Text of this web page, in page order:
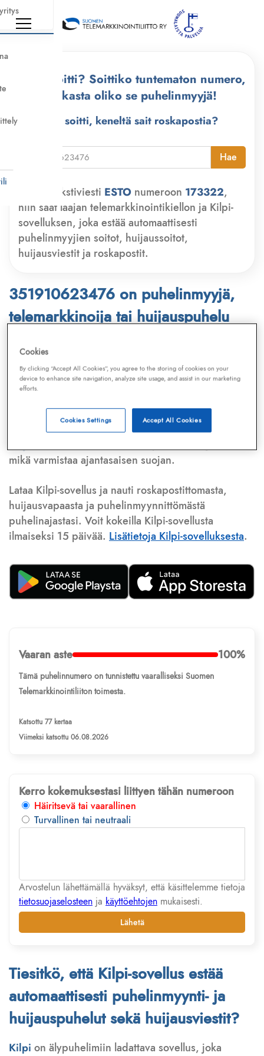
Kuka soitti? Soittiko tuntematon numero,
tarkasta oliko se puhelinmyyjä!
Kuka soitti, keneltä sait roskapostia?
Hae
Lähetä tekstiviesti ESTO numeroon 173322,
niin saat laajan telemarkkinointikiellon ja Kilpi-
sovelluksen, joka estää automaattisesti
puhelinmyyjien soitot, huijaussoitot,
huijausviestit ja roskapostit.
351910623476 on puhelinmyyjä,
telemarkkinoija tai huijauspuhelu
Puhelinnumero
Telemarkkinointiliiton jaKilpi-sovelluksen
tietokannasta, joka kattaa satoja tuhansia
Lisäksi tunnistamme automaattisesti, jos kyseessä on
puhelinhuijarin numero, sähköpostiosoitetai
huijausviesti. Tietokantaamme päivitetään jatkuvasti,
mikä varmistaa ajantasaisen suojan.
Lataa Kilpi-sovellus ja nauti roskapostittomasta,
huijausvapaasta ja puhelinmyynnittömästä
puhelinajastasi. Voit kokeilla Kilpi-sovellusta
ilmaiseksi 15 päivää. Lisätietoja Kilpi-sovelluksesta.
Vaaran aste 100%
Tämä puhelinnumero on tunnistettu vaaralliseksi Suomen
Telemarkkinointiliiton toimesta.
Katsottu 77 kertaa
Viimeksi katsottu 06.08.2026
Kerro kokemuksestasi liittyen tähän numeroon
Häiritsevä tai vaarallinen
Turvallinen tai neutraali
Arvostelun lähettämällä hyväksyt, että käsittelemme tietoja
tietosuojaselosteen ja käyttöehtojen mukaisesti.
Lähetä
Tiesitkö, että Kilpi-sovellus estää
automaattisesti puhelinmyynti- ja
huijauspuhelut sekä huijausviestit?
Kilpi on älypuhelimiin ladattava sovellus, joka
Cookies
By clicking “Accept All Cookies”, you agree to the storing of cookies on your
device to enhance site navigation, analyze site usage, and assist in our marketing
efforts.
Accept All Cookies
Cookies Settings